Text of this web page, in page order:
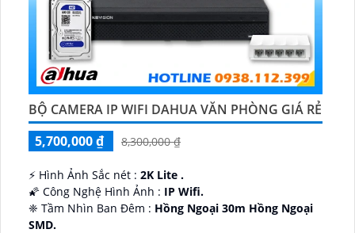
BỘ CAMERA IP WIFI DAHUA VĂN PHÒNG GIÁ RẺ
5,700,000 ₫
8,300,000 ₫
️⚡ Hình Ảnh Sắc nét : 2K Lite .
🌠 Công Nghệ Hình Ảnh : IP Wifi.
❈ Tầm Nhìn Ban Đêm : Hồng Ngoại 30m Hồng Ngoại
SMD.